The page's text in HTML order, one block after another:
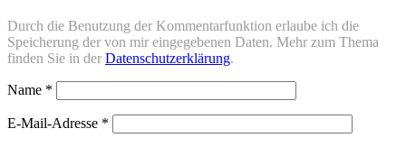
Durch die Benutzung der Kommentarfunktion erlaube ich die
Speicherung der von mir eingegebenen Daten. Mehr zum Thema
finden Sie in der Datenschutzerklärung.
Name *
E-Mail-Adresse *